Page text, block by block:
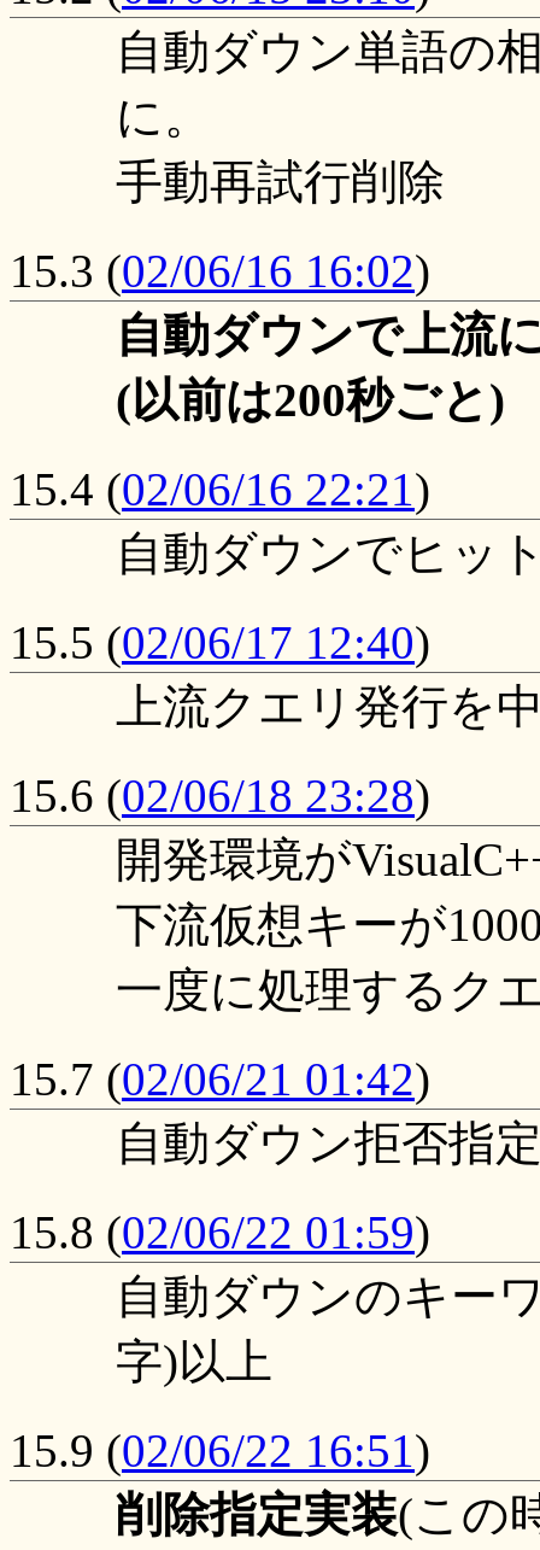
自動ダウン単語の
に。
手動再試行削除
15.3 (02/06/16 16:02)
自動ダウンで上流
(以前は200秒ごと)
15.4 (02/06/16 22:21)
自動ダウンでヒッ
15.5 (02/06/17 12:40)
上流クエリ発行を
15.6 (02/06/18 23:28)
開発環境が
下流仮想キーが
一度に処理するク
15.7 (02/06/21 01:42)
自動ダウン拒否指
15.8 (02/06/22 01:59)
自動ダウンのキー
字)以上
15.9 (02/06/22 16:51)
削除指定実装(この